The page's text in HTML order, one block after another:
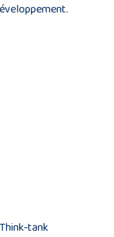
tank